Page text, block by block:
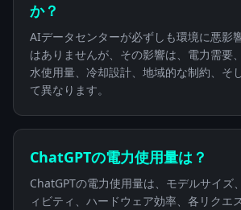
か？
AIデータセンターが必ずしも環境に悪影
はありませんが、その影響は、電力需要
水使用量、冷却設計、地域的な制約、そ
て異なります。
ChatGPTの電力使用量は？
ChatGPTの電力使用量は、モデルサイズ
ィビティ、ハードウェア効率、各リクエ